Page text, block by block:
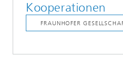
Kooperationen